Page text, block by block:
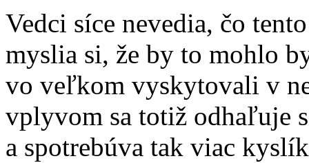
Vedci síce nevedia, čo
myslia si, že by to mohlo
vo veľkom vyskytovali v
vplyvom sa totiž odhaľuje
a spotrebúva tak viac